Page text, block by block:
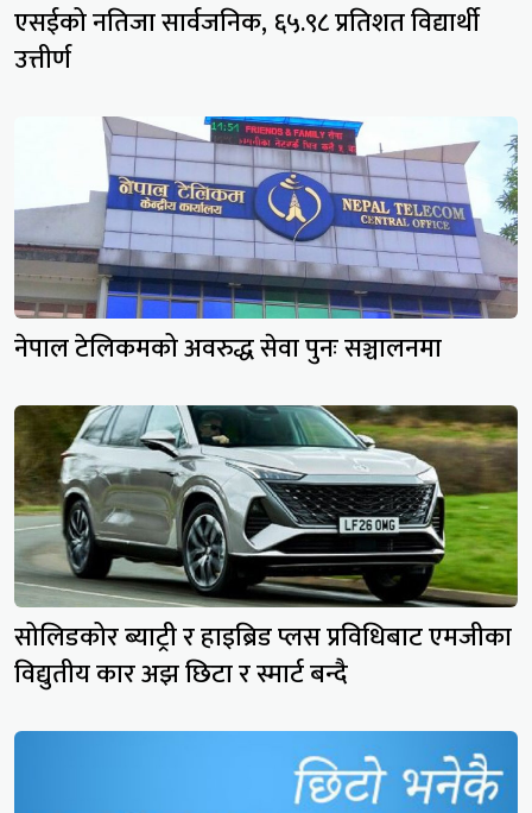
एसईको नतिजा सार्वजनिक, ६५.९८ प्रतिशत विद्यार्थी
उत्तीर्ण
नेपाल टेलिकमको अवरुद्ध सेवा पुनः सञ्चालनमा
सोलिडकोर ब्याट्री र हाइब्रिड प्लस प्रविधिबाट एमजीका
विद्युतीय कार अझ छिटा र स्मार्ट बन्दै